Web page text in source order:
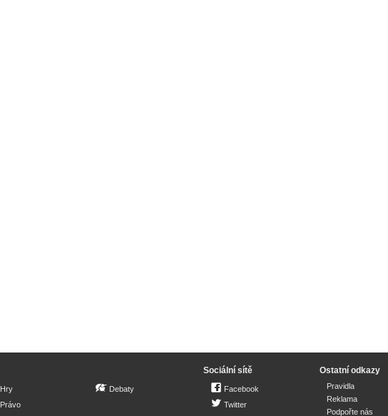
Hry
Právo
Debaty
Sociální sítě
Facebook
Twitter
Ostatní odkazy
Pravidla
Reklama
Podpořte nás